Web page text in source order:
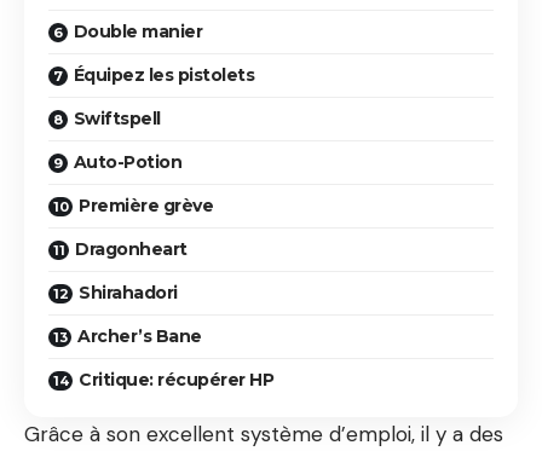
Double manier
Équipez les pistolets
Swiftspell
Auto-Potion
Première grève
Dragonheart
Shirahadori
Archer’s Bane
Critique: récupérer HP
Grâce à son excellent système d’emploi, il y a des